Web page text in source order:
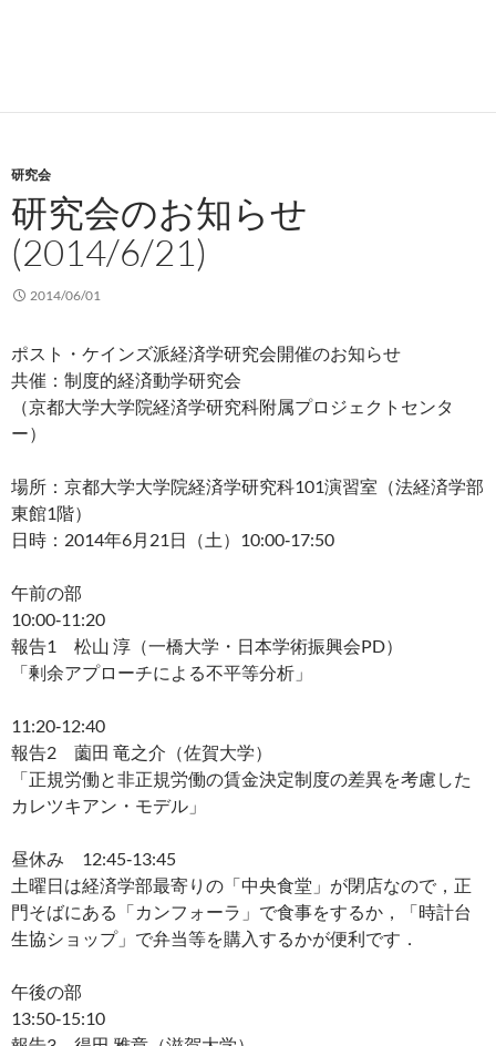
研究会
研究会のお知らせ
(2014/6/21)
2014/06/01
ポスト・ケインズ派経済学研究会開催のお知らせ
共催：制度的経済動学研究会
（京都大学大学院経済学研究科附属プロジェクトセンタ
ー）
場所：京都大学大学院経済学研究科101演習室（法経済学部
東館1階）
日時：2014年6月21日（土）10:00‐17:50
午前の部
10:00‐11:20
報告1 松山 淳（一橋大学・日本学術振興会PD）
「剰余アプローチによる不平等分析」
11:20‐12:40
報告2 薗田 竜之介（佐賀大学）
「正規労働と非正規労働の賃金決定制度の差異を考慮した
カレツキアン・モデル」
昼休み 12:45‐13:45
土曜日は経済学部最寄りの「中央食堂」が閉店なので，正
門そばにある「カンフォーラ」で食事をするか，「時計台
生協ショップ」で弁当等を購入するかが便利です．
午後の部
13:50‐15:10